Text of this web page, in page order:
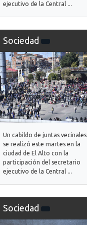
ejecutivo de la Central ...
Sociedad
Un cabildo de juntas vecinales
se realizó este martes en la
ciudad de El Alto con la
participación del secretario
ejecutivo de la Central ...
Sociedad